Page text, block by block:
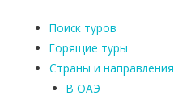
Поиск туров
Горящие туры
Страны и направления
В ОАЭ